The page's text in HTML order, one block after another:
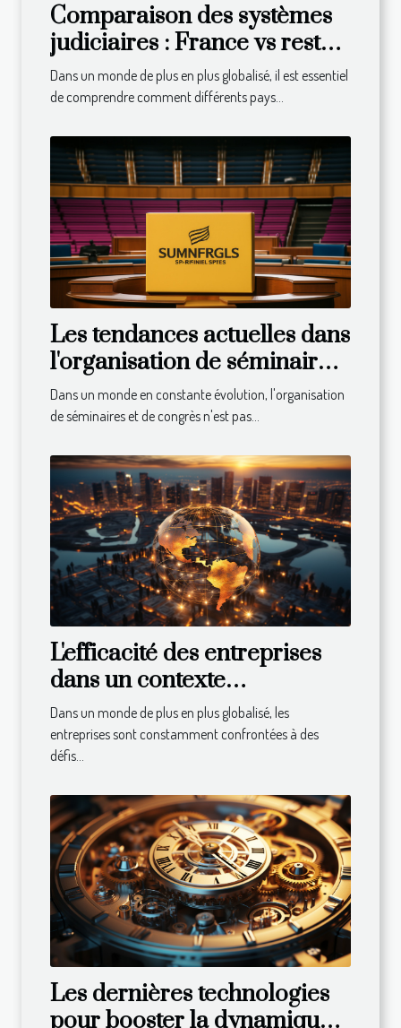
Comparaison des systèmes
judiciaires : France vs reste
du monde
Dans un monde de plus en plus globalisé, il est essentiel
de comprendre comment différents pays...
Les tendances actuelles dans
l'organisation de séminaires
et congrès
Dans un monde en constante évolution, l'organisation
de séminaires et de congrès n'est pas...
L'efficacité des entreprises
dans un contexte
international : défis et
solutions
Dans un monde de plus en plus globalisé, les
entreprises sont constamment confrontées à des
défis...
Les dernières technologies
pour booster la dynamique